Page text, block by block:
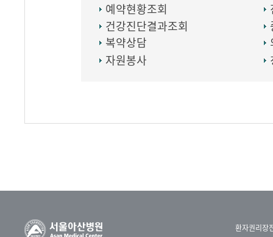
예약현황조회
건강진단결과조회
복약상담
자원봉사
환자권리장